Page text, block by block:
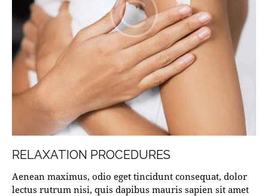
RELAXATION PROCEDURES
Aenean maximus, odio eget tincidunt consequat, dolor
lectus rutrum nisi, quis dapibus mauris sapien sit amet